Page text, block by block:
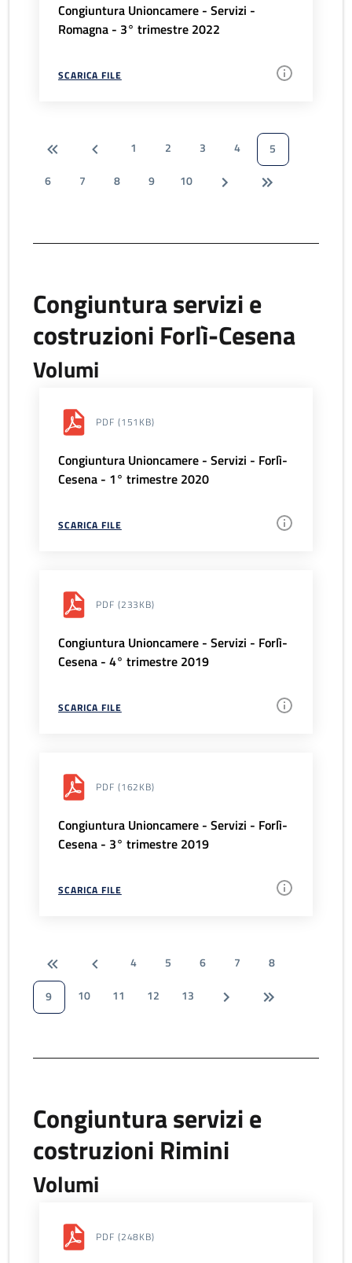
Congiuntura Unioncamere - Servizi -
Romagna - 3° trimestre 2022
SCARICA FILE
1 2 3 4
5
6
7 8 9 10
Congiuntura servizi e
costruzioni Forlì-Cesena
Volumi
PDF (151KB)
Congiuntura Unioncamere - Servizi - Forlì-
Cesena - 1° trimestre 2020
SCARICA FILE
PDF (233KB)
Congiuntura Unioncamere - Servizi - Forlì-
Cesena - 4° trimestre 2019
SCARICA FILE
PDF (162KB)
Congiuntura Unioncamere - Servizi - Forlì-
Cesena - 3° trimestre 2019
SCARICA FILE
4 5 6 7
8
9
10 11 12 13
Congiuntura servizi e
costruzioni Rimini
Volumi
PDF (248KB)